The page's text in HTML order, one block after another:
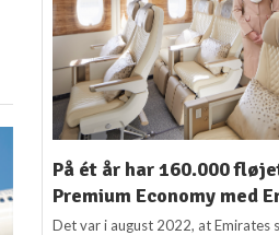
På ét år har 160.000
Premium Economy med
Det var i august 2022, at Emirates